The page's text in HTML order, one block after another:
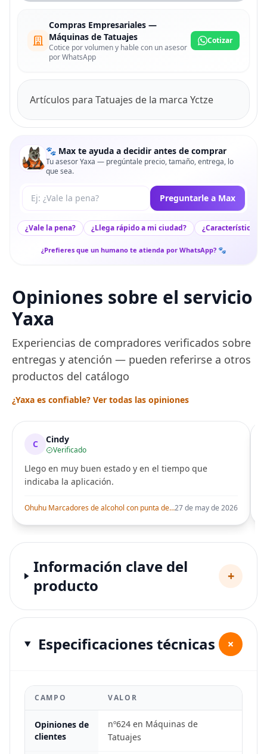
Compras Empresariales —
Máquinas de Tatuajes
Cotice por volumen y hable con un asesor
por WhatsApp
Cotizar
Artículos para Tatuajes de la marca Yctze
🐾 Max te ayuda a decidir antes de comprar
Tu asesor Yaxa — pregúntale precio, tamaño, entrega, lo
que sea.
Tu pregunta a Max Preguntarle a Max
¿Vale la pena? ¿Llega rápido a mi ciudad? ¿Características
¿Prefieres que un humano te atienda por WhatsApp? 🐾
Opiniones sobre el servicio
Yaxa
Experiencias de compradores verificados sobre
entregas y atención — pueden referirse a otros
productos del catálogo
¿Yaxa es confiable? Ver todas las opiniones
C Cindy
Verificado
Llego en muy buen estado y en el tiempo que
indicaba la aplicación.
Ohuhu Marcadores de alcohol con punta de pincel – Juego de marcadores artísticos de doble punta con certificación AP para artistas adultos27 de may de 2026
Información clave del
producto
+
Especificaciones técnicas +
CAMPO VALOR
Opiniones de
clientes
nº624 en Máquinas de
Tatuajes